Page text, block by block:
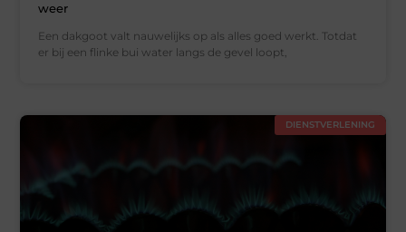
weer
Een dakgoot valt nauwelijks op als alles goed werkt. Totdat
er bij een flinke bui water langs de gevel loopt,
DIENSTVERLENING